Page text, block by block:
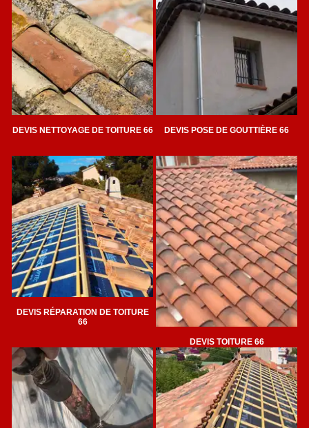
DEVIS NETTOYAGE DE TOITURE 66 DEVIS POSE DE GOUTTIÈRE 66
DEVIS RÉPARATION DE TOITURE
66
DEVIS TOITURE 66